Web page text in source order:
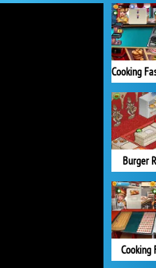
Burger
Cooking